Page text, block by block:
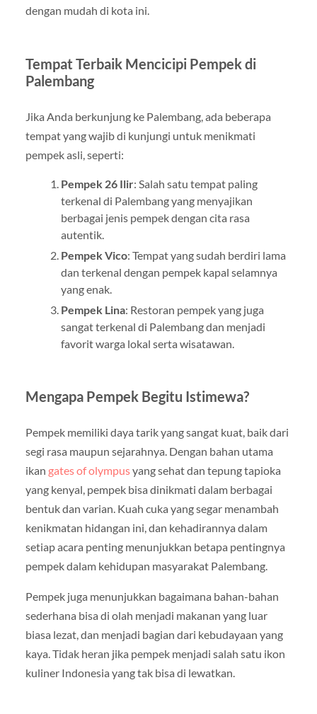
dengan mudah di kota ini.
Tempat Terbaik Mencicipi Pempek di
Palembang
Jika Anda berkunjung ke Palembang, ada beberapa
tempat yang wajib di kunjungi untuk menikmati
pempek asli, seperti:
Pempek 26 Ilir: Salah satu tempat paling
terkenal di Palembang yang menyajikan
berbagai jenis pempek dengan cita rasa
autentik.
Pempek Vico: Tempat yang sudah berdiri lama
dan terkenal dengan pempek kapal selamnya
yang enak.
Pempek Lina: Restoran pempek yang juga
sangat terkenal di Palembang dan menjadi
favorit warga lokal serta wisatawan.
Mengapa Pempek Begitu Istimewa?
Pempek memiliki daya tarik yang sangat kuat, baik dari
segi rasa maupun sejarahnya. Dengan bahan utama
ikan gates of olympusyang sehat dan tepung tapioka
yang kenyal, pempek bisa dinikmati dalam berbagai
bentuk dan varian. Kuah cuka yang segar menambah
kenikmatan hidangan ini, dan kehadirannya dalam
setiap acara penting menunjukkan betapa pentingnya
pempek dalam kehidupan masyarakat Palembang.
Pempek juga menunjukkan bagaimana bahan-bahan
sederhana bisa di olah menjadi makanan yang luar
biasa lezat, dan menjadi bagian dari kebudayaan yang
kaya. Tidak heran jika pempek menjadi salah satu ikon
kuliner Indonesia yang tak bisa di lewatkan.